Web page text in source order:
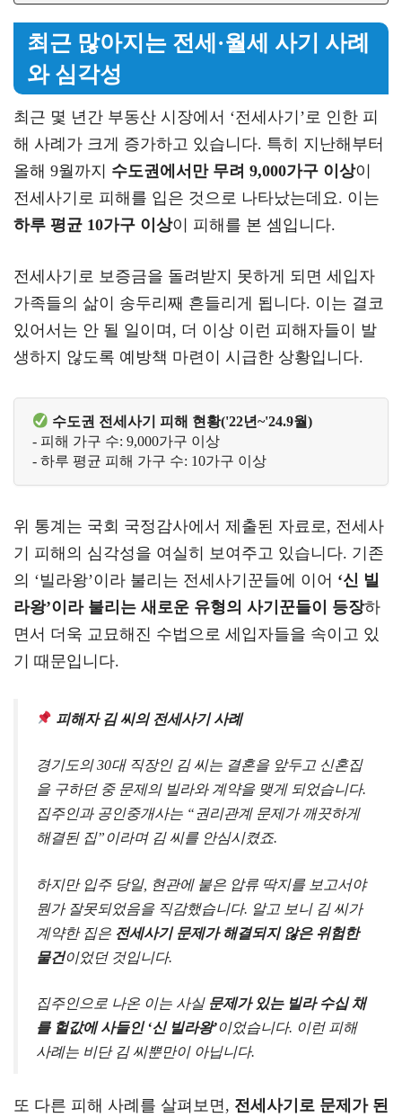
최근 많아지는 전세·월세 사기 사례
와 심각성
최근 몇 년간 부동산 시장에서 ‘전세사기’로 인한 피
해 사례가 크게 증가하고 있습니다. 특히 지난해부터
올해 9월까지 수도권에서만 무려 9,000가구 이상이
전세사기로 피해를 입은 것으로 나타났는데요. 이는
하루 평균 10가구 이상이 피해를 본 셈입니다.
전세사기로 보증금을 돌려받지 못하게 되면 세입자
가족들의 삶이 송두리째 흔들리게 됩니다. 이는 결코
있어서는 안 될 일이며, 더 이상 이런 피해자들이 발
생하지 않도록 예방책 마련이 시급한 상황입니다.
수도권 전세사기 피해 현황('22년~'24.9월)
- 피해 가구 수: 9,000가구 이상
- 하루 평균 피해 가구 수: 10가구 이상
위 통계는 국회 국정감사에서 제출된 자료로, 전세사
기 피해의 심각성을 여실히 보여주고 있습니다. 기존
의 ‘빌라왕’이라 불리는 전세사기꾼들에 이어 ‘신 빌
라왕’이라 불리는 새로운 유형의 사기꾼들이 등장하
면서 더욱 교묘해진 수법으로 세입자들을 속이고 있
기 때문입니다.
피해자 김 씨의 전세사기 사례
경기도의 30대 직장인 김 씨는 결혼을 앞두고 신혼집
을 구하던 중 문제의 빌라와 계약을 맺게 되었습니다.
집주인과 공인중개사는 “권리관계 문제가 깨끗하게
해결된 집”이라며 김 씨를 안심시켰죠.
하지만 입주 당일, 현관에 붙은 압류 딱지를 보고서야
뭔가 잘못되었음을 직감했습니다. 알고 보니 김 씨가
계약한 집은 전세사기 문제가 해결되지 않은 위험한
물건이었던 것입니다.
집주인으로 나온 이는 사실 문제가 있는 빌라 수십 채
를 헐값에 사들인 ‘신 빌라왕’이었습니다. 이런 피해
사례는 비단 김 씨뿐만이 아닙니다.
또 다른 피해 사례를 살펴보면, 전세사기로 문제가 된